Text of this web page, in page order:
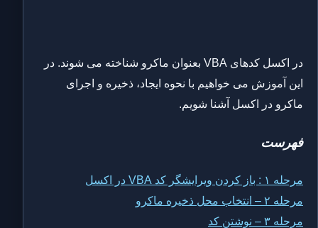
در اکسل کدهای VBA بعنوان ماکرو شناخته می شوند. در
این آموزش می خواهیم با نحوه ایجاد، ذخیره و اجرای
ماکرو در اکسل آشنا شویم.
فهرست
مرحله ۱ : باز کردن ویرایشگر کد VBA در اکسل
مرحله ۲ – انتخاب محل ذخیره ماکرو
مرحله ۳ – نوشتن کد